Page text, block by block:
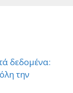
δεδομένα:
την